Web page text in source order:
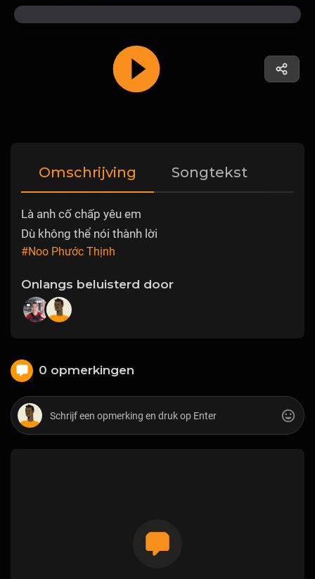
Omschrijving Songtekst
Là anh cố chấp yêu em
Dù không thể nói thành lời
#Noo Phước Thịnh
Onlangs beluisterd door
0 opmerkingen